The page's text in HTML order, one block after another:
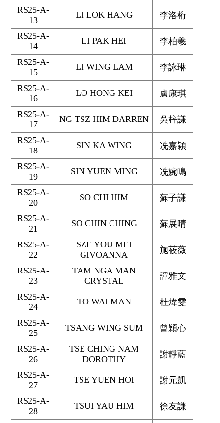
RS25-A-
13
LI LOK HANG 李洛桁
RS25-A-
14
LI PAK HEI 李柏羲
RS25-A-
15
LI WING LAM 李詠琳
RS25-A-
16
LO HONG KEI 盧康琪
RS25-A-
17
NG TSZ HIM DARREN 吳梓謙
RS25-A-
18
SIN KA WING 冼嘉穎
RS25-A-
19
SIN YUEN MING 冼婉鳴
RS25-A-
20
SO CHI HIM 蘇子謙
RS25-A-
21
SO CHIN CHING 蘇展晴
RS25-A-
22
SZE YOU MEI
GIVOANNA
施莜薇
RS25-A-
23
TAM NGA MAN
CRYSTAL
譚雅文
RS25-A-
24
TO WAI MAN 杜煒雯
RS25-A-
25
TSANG WING SUM 曾穎心
RS25-A-
26
TSE CHING NAM
DOROTHY
謝靜藍
RS25-A-
27
TSE YUEN HOI 謝元凱
RS25-A-
28
TSUI YAU HIM 徐友謙